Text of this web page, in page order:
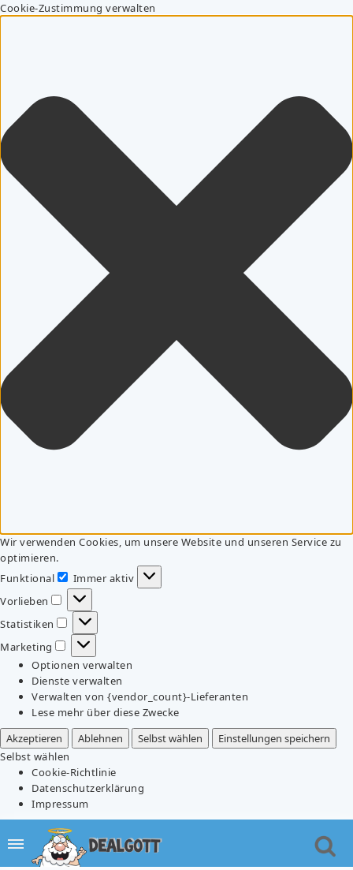
Cookie-Zustimmung verwalten
Wir verwenden Cookies, um unsere Website und unseren Service zu
optimieren.
Funktional
Funktional
Immer aktiv
Vorlieben
Vorlieben
Statistiken
Statistiken
Marketing
Marketing
Optionen verwalten
Dienste verwalten
Verwalten von {vendor_count}-Lieferanten
Lese mehr über diese Zwecke
Akzeptieren
Ablehnen Selbst wählen
Einstellungen speichern
Selbst wählen
Cookie-Richtlinie
Datenschutzerklärung
Impressum